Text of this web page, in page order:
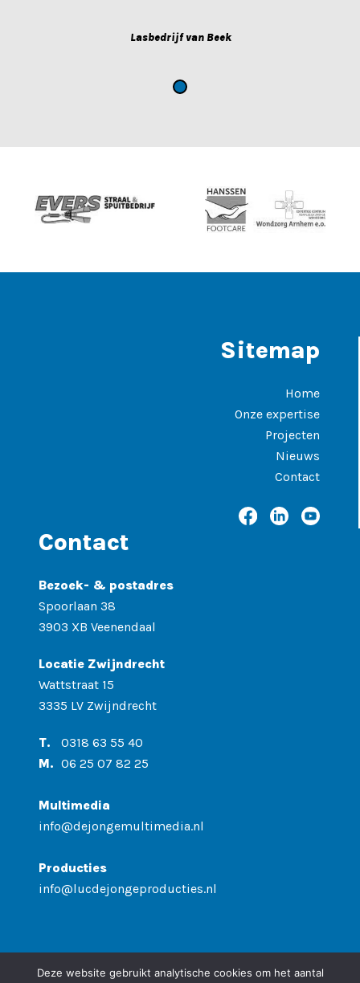
Lasbedrijf van Beek
Sitemap
Home
Onze expertise
Projecten
Nieuws
Contact
Contact
Bezoek- & postadres
Spoorlaan 38
3903 XB Veenendaal
Locatie Zwijndrecht
Wattstraat 15
3335 LV Zwijndrecht
T.
0318 63 55 40
M. 06 25 07 82 25
Multimedia
info@dejongemultimedia.nl
Producties
info@lucdejongeproducties.nl
© 2026 De Jonge Multimedia| Privacyverklaring
Deze website gebruikt analytische cookies om het aantal